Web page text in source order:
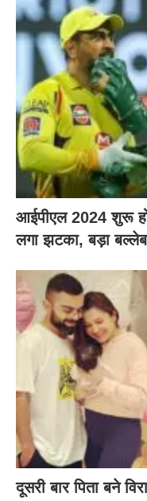
आईपीएल 2024 शुरू
लगा झटका, बड़ा
दूसरी बार‌ पिता बने